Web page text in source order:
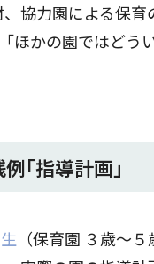
協力園による保育
ほかの園ではどう
｢指導計画｣
（保育園 ３歳～５